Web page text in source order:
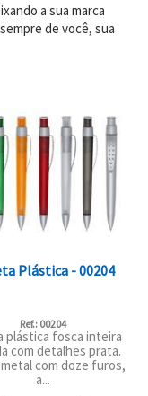
a sua marca
de você, sua
Plástica - 00204
Ref.: 00204
plástica fosca inteira
com detalhes prata.
com doze furos,
a...